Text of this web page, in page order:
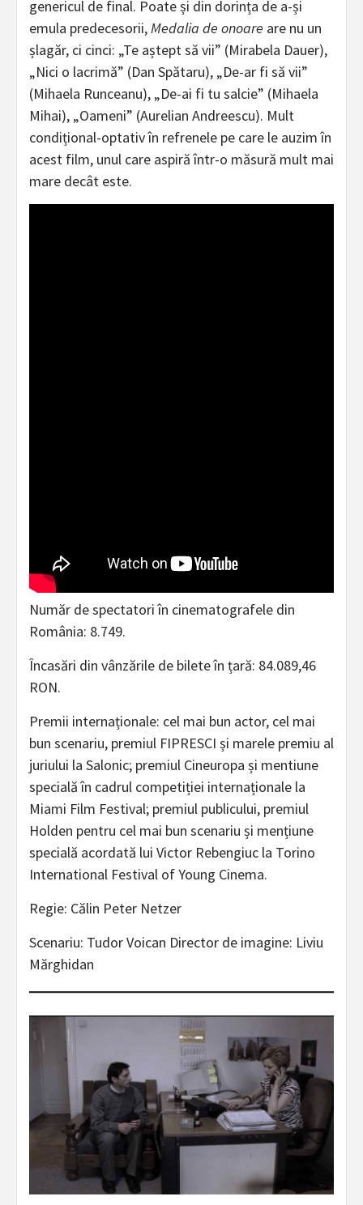
genericul de final. Poate și din dorința de a-și
emula predecesorii,Medalia de onoare are nu un
șlagăr, ci cinci: „Te aștept să vii” (Mirabela Dauer),
„Nici o lacrimă” (Dan Spătaru), „De-ar fi să vii”
(Mihaela Runceanu), „De-ai fi tu salcie” (Mihaela
Mihai), „Oameni” (Aurelian Andreescu). Mult
condițional-optativ în refrenele pe care le auzim în
acest film, unul care aspiră într-o măsură mult mai
mare decât este.
Număr de spectatori în cinematografele din
România: 8.749.
Încasări din vânzările de bilete în țară: 84.089,46
RON.
Premii internaționale: cel mai bun actor, cel mai
bun scenariu, premiul FIPRESCI și marele premiu al
juriului la Salonic; premiul Cineuropa și mentiune
specială în cadrul competiției internaționale la
Miami Film Festival; premiul publicului, premiul
Holden pentru cel mai bun scenariu și mențiune
specială acordată lui Victor Rebengiuc la Torino
International Festival of Young Cinema.
Regie: Călin Peter Netzer
Scenariu: Tudor Voican Director de imagine: Liviu
Mărghidan